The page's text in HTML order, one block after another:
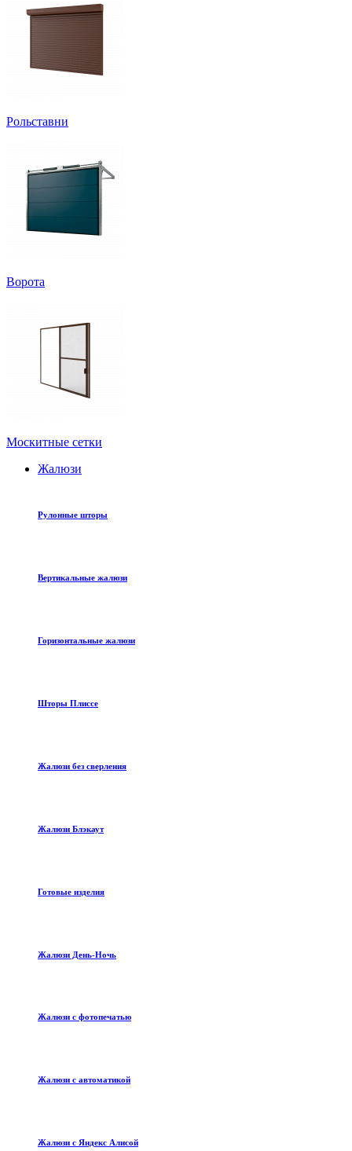
Рольставни
Ворота
Москитные сетки
Жалюзи
Рулонные шторы
Вертикальные жалюзи
Горизонтальные жалюзи
Шторы Плиссе
Жалюзи без сверления
Жалюзи Блэкаут
Готовые изделия
Жалюзи День-Ночь
Жалюзи с фотопечатью
Жалюзи с автоматикой
Жалюзи с Яндекс Алисой